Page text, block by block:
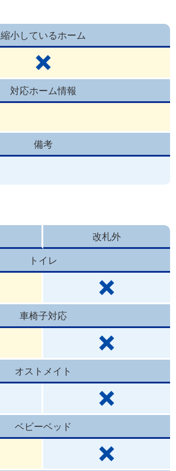
縮小しているホーム
対応ホーム情報
備考
改札外
トイレ
車椅子対応
オストメイト
ベビーベッド